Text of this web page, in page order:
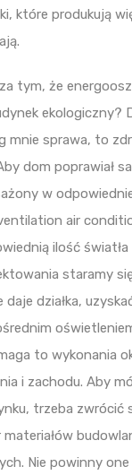
które produkują
tym, że
ekologiczny?
mnie sprawa, to
dom poprawiał
w
air
ilość światła
staramy
daje działka,
to wykonania
i zachodu. Aby
trzeba zwrócić
Nie powinny